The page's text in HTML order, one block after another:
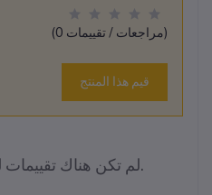
(0 مراجعات / تقييمات)
قيم هذا المنتج
لم تكن هناك تقييمات لهذا المنتج حتى الآن.